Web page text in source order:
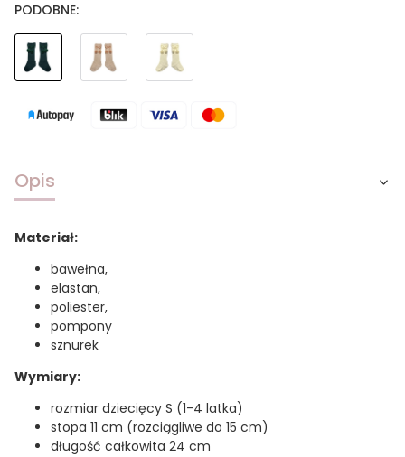
PODOBNE:
Opis
Materiał:
bawełna,
elastan,
poliester,
pompony
sznurek
Wymiary:
rozmiar dziecięcy S (1-4 latka)
stopa 11 cm (rozciągliwe do 15 cm)
długość całkowita 24 cm